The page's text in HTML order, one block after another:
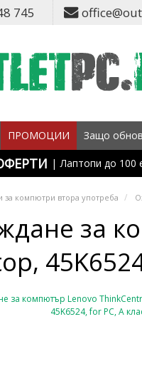
745
ПРОМОЦИИ Защо
| Лаптопи до 100
за компютри втора употреба
за